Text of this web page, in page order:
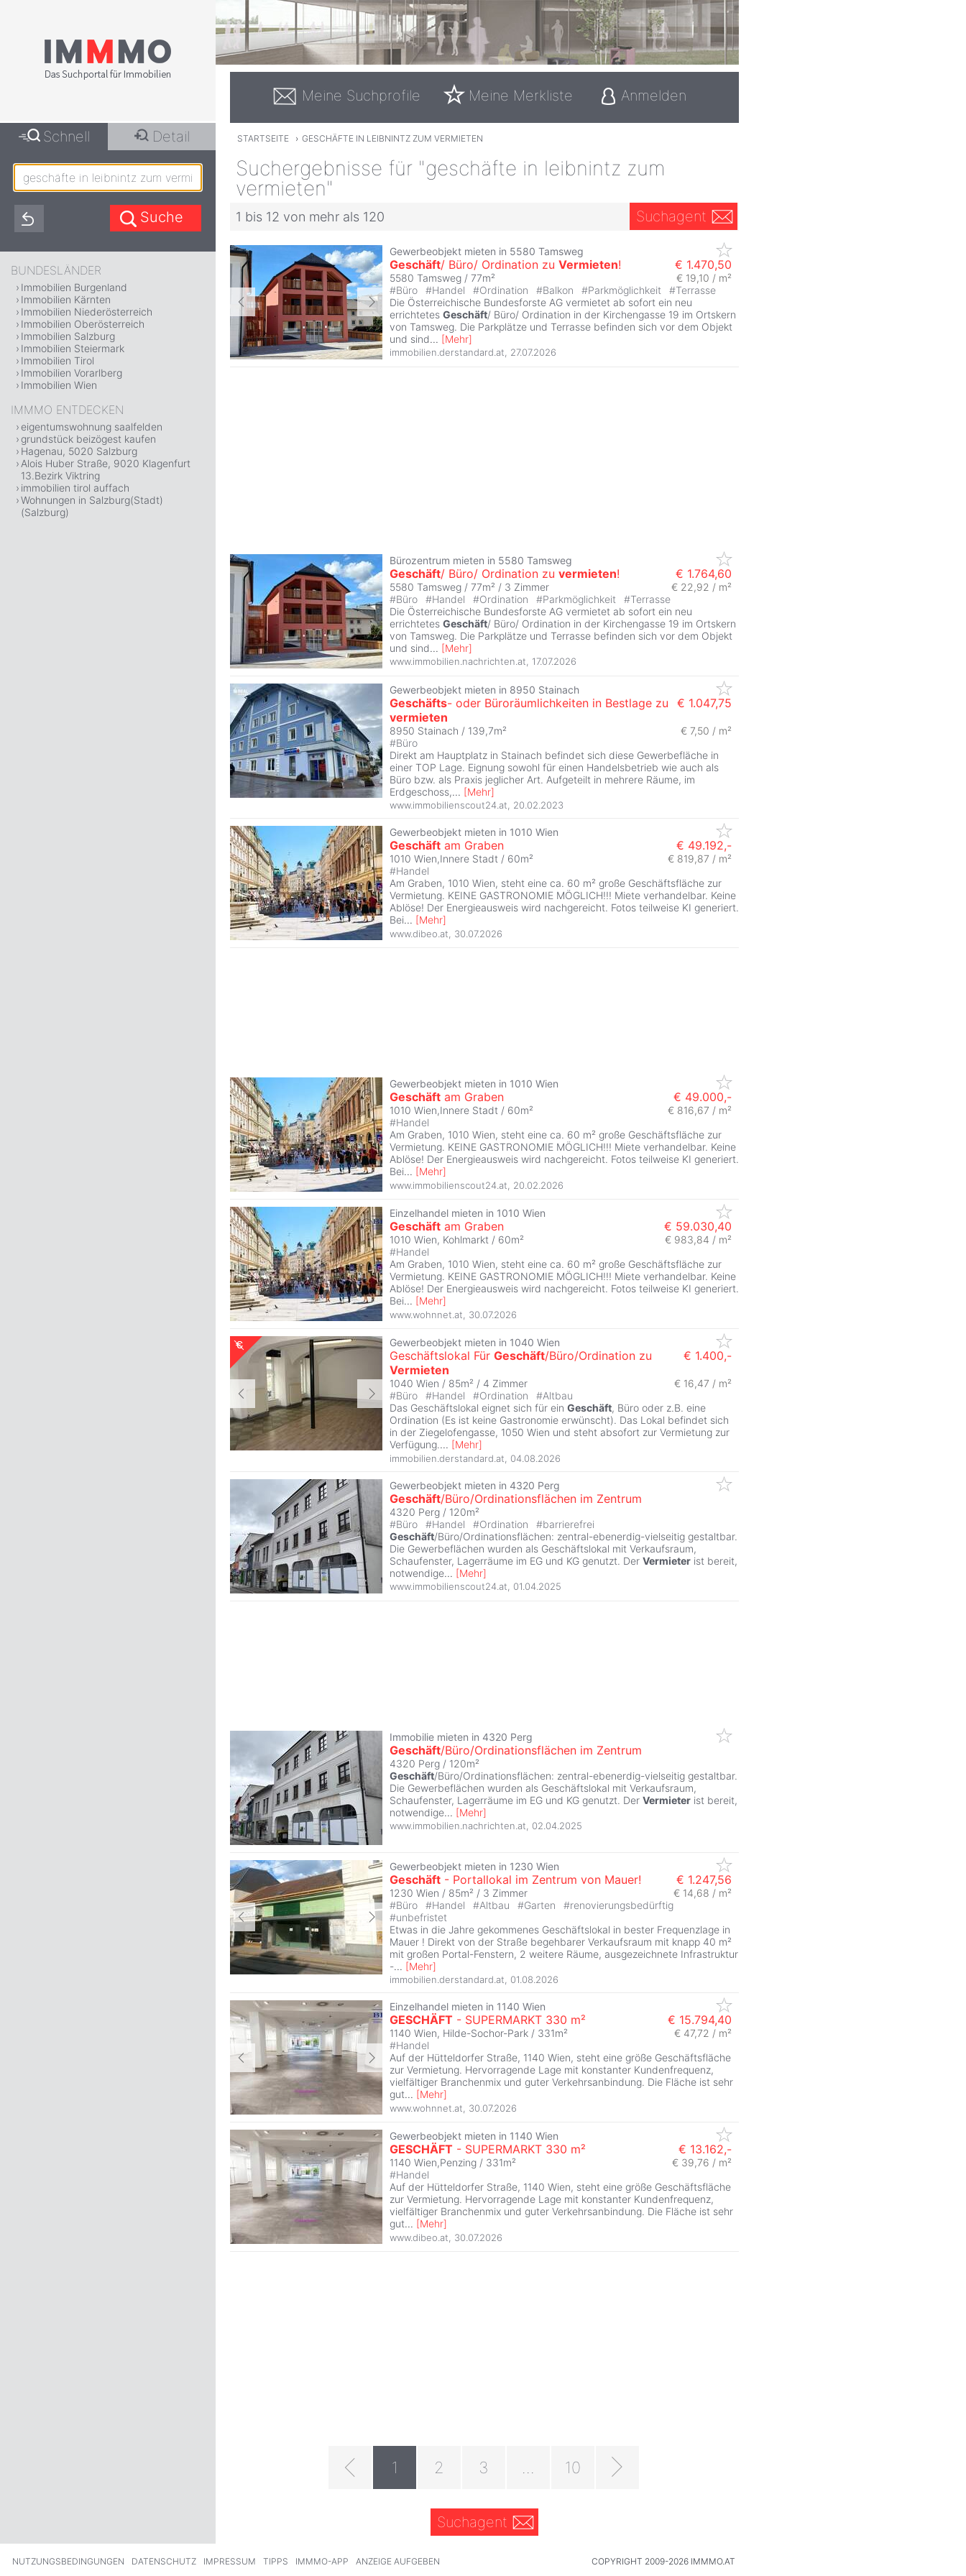
Meine Suchprofile Meine Merkliste Anmelden
STARTSEITE › GESCHÄFTE IN LEIBNINTZ ZUM VERMIETEN
Suchergebnisse für "geschäfte in leibnintz zum
vermieten"
1 bis 12 von mehr als 120 Suchagent
Gewerbeobjekt mieten in 5580 Tamsweg
Geschäft/ Büro/ Ordination zu Vermieten! € 1.470,50
5580 Tamsweg / 77m² € 19,10 / m²
#Büro #Handel #Ordination #Balkon #Parkmöglichkeit #Terrasse
Die Österreichische Bundesforste AG vermietet ab sofort ein neu
errichtetes Geschäft/ Büro/ Ordination in der Kirchengasse 19 im Ortskern
von Tamsweg. Die Parkplätze und Terrasse befinden sich vor dem Objekt
und sind... [Mehr]
immobilien.derstandard.at 27.07.2026
Bürozentrum mieten in 5580 Tamsweg
Geschäft/ Büro/ Ordination zu vermieten! € 1.764,60
5580 Tamsweg / 77m² / 3 Zimmer
€ 22,92 / m²
#Büro #Handel #Ordination #Parkmöglichkeit #Terrasse
Die Österreichische Bundesforste AG vermietet ab sofort ein neu
errichtetes Geschäft/ Büro/ Ordination in der Kirchengasse 19 im Ortskern
von Tamsweg. Die Parkplätze und Terrasse befinden sich vor dem Objekt
und sind... [Mehr]
www.immobilien.nachrichten.at 17.07.2026
Gewerbeobjekt mieten in 8950 Stainach
Geschäfts- oder Büroräumlichkeiten in Bestlage zu
vermieten
€ 1.047,75
8950 Stainach / 139,7m²
€ 7,50 / m²
#Büro
Direkt am Hauptplatz in Stainach befindet sich diese Gewerbefläche in
einer TOP Lage. Eignung sowohl für einen Handelsbetrieb wie auch als
Büro bzw. als Praxis jeglicher Art. Aufgeteilt in mehrere Räume, im
Erdgeschoss,... [Mehr]
www.immobilienscout24.at 20.02.2023
Gewerbeobjekt mieten in 1010 Wien
Geschäft am Graben € 49.192,-
1010 Wien,Innere Stadt / 60m²
€ 819,87 / m²
#Handel
Am Graben, 1010 Wien, steht eine ca. 60 m² große Geschäftsfläche zur
Vermietung. KEINE GASTRONOMIE MÖGLICH!!! Miete verhandelbar. Keine
Ablöse! Der Energieausweis wird nachgereicht. Fotos teilweise KI generiert.
Bei... [Mehr]
www.dibeo.at 30.07.2026
Gewerbeobjekt mieten in 1010 Wien
Geschäft am Graben € 49.000,-
1010 Wien,Innere Stadt / 60m²
€ 816,67 / m²
#Handel
Am Graben, 1010 Wien, steht eine ca. 60 m² große Geschäftsfläche zur
Vermietung. KEINE GASTRONOMIE MÖGLICH!!! Miete verhandelbar. Keine
Ablöse! Der Energieausweis wird nachgereicht. Fotos teilweise KI generiert.
Bei... [Mehr]
www.immobilienscout24.at 20.02.2026
Einzelhandel mieten in 1010 Wien
Geschäft am Graben € 59.030,40
1010 Wien, Kohlmarkt / 60m²
€ 983,84 / m²
#Handel
Am Graben, 1010 Wien, steht eine ca. 60 m² große Geschäftsfläche zur
Vermietung. KEINE GASTRONOMIE MÖGLICH!!! Miete verhandelbar. Keine
Ablöse! Der Energieausweis wird nachgereicht. Fotos teilweise KI generiert.
Bei... [Mehr]
www.wohnnet.at 30.07.2026
Gewerbeobjekt mieten in 1040 Wien
Geschäftslokal Für Geschäft/Büro/Ordination zu
Vermieten
€ 1.400,-
1040 Wien / 85m² / 4 Zimmer € 16,47 / m²
#Büro #Handel #Ordination #Altbau
Das Geschäftslokal eignet sich für ein Geschäft, Büro oder z.B. eine
Ordination (Es ist keine Gastronomie erwünscht). Das Lokal befindet sich
in der Ziegelofengasse, 1050 Wien und steht absofort zur Vermietung zur
Verfügung.... [Mehr]
immobilien.derstandard.at 04.08.2026
Gewerbeobjekt mieten in 4320 Perg
Geschäft/Büro/Ordinationsflächen im Zentrum
4320 Perg / 120m²
#Büro #Handel #Ordination #barrierefrei
Geschäft/Büro/Ordinationsflächen: zentral-ebenerdig-vielseitig gestaltbar.
Die Gewerbeflächen wurden als Geschäftslokal mit Verkaufsraum,
Schaufenster, Lagerräume im EG und KG genutzt. Der Vermieter ist bereit,
notwendige... [Mehr]
www.immobilienscout24.at, 01.04.2025
Immobilie mieten in 4320 Perg
Geschäft/Büro/Ordinationsflächen im Zentrum
4320 Perg / 120m²
Geschäft/Büro/Ordinationsflächen: zentral-ebenerdig-vielseitig gestaltbar.
Die Gewerbeflächen wurden als Geschäftslokal mit Verkaufsraum,
Schaufenster, Lagerräume im EG und KG genutzt. Der Vermieter ist bereit,
notwendige... [Mehr]
www.immobilien.nachrichten.at, 02.04.2025
Gewerbeobjekt mieten in 1230 Wien
Geschäft - Portallokal im Zentrum von Mauer! € 1.247,56
1230 Wien / 85m² / 3 Zimmer € 14,68 / m²
#Büro #Handel #Altbau #Garten #renovierungsbedürftig
#unbefristet
Etwas in die Jahre gekommenes Geschäftslokal in bester Frequenzlage in
Mauer ! Direkt von der Straße begehbarer Verkaufsraum mit knapp 40 m²
mit großen Portal-Fenstern, 2 weitere Räume, ausgezeichnete Infrastruktur
-... [Mehr]
immobilien.derstandard.at, 01.08.2026
Einzelhandel mieten in 1140 Wien
GESCHÄFT - SUPERMARKT 330 m² € 15.794,40
1140 Wien, Hilde-Sochor-Park / 331m² € 47,72 / m²
#Handel
Auf der Hütteldorfer Straße, 1140 Wien, steht eine größe Geschäftsfläche
zur Vermietung. Hervorragende Lage mit konstanter Kundenfrequenz,
vielfältiger Branchenmix und guter Verkehrsanbindung. Die Fläche ist sehr
gut... [Mehr]
www.wohnnet.at 30.07.2026
Gewerbeobjekt mieten in 1140 Wien
GESCHÄFT - SUPERMARKT 330 m² € 13.162,-
1140 Wien,Penzing / 331m²
€ 39,76 / m²
#Handel
Auf der Hütteldorfer Straße, 1140 Wien, steht eine größe Geschäftsfläche
zur Vermietung. Hervorragende Lage mit konstanter Kundenfrequenz,
vielfältiger Branchenmix und guter Verkehrsanbindung. Die Fläche ist sehr
gut... [Mehr]
www.dibeo.at 30.07.2026
1 2 3 ... 10
Suchagent
Schnell Detail
BUNDESLÄNDER
Immobilien Burgenland
Immobilien Kärnten
Immobilien Niederösterreich
Immobilien Oberösterreich
Immobilien Salzburg
Immobilien Steiermark
Immobilien Tirol
Immobilien Vorarlberg
Immobilien Wien
IMMMO ENTDECKEN
eigentumswohnung saalfelden
grundstück beizögest kaufen
Hagenau, 5020 Salzburg
Alois Huber Straße, 9020 Klagenfurt
13.Bezirk Viktring
immobilien tirol auffach
Wohnungen in Salzburg(Stadt)
(Salzburg)
NUTZUNGSBEDINGUNGEN DATENSCHUTZ IMPRESSUM TIPPS IMMMO-APP ANZEIGE AUFGEBEN COPYRIGHT 2009-2026 IMMMO.AT